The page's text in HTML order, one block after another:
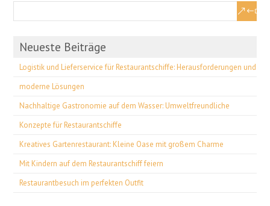
Neueste Beiträge
Logistik und Lieferservice für Restaurantschiffe: Herausforderungen und
moderne Lösungen
Nachhaltige Gastronomie auf dem Wasser: Umweltfreundliche
Konzepte für Restaurantschiffe
Kreatives Gartenrestaurant: Kleine Oase mit großem Charme
Mit Kindern auf dem Restaurantschiff feiern
Restaurantbesuch im perfekten Outfit